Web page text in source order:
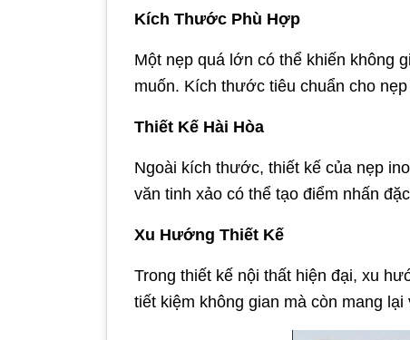
Kích Thước Phù Hợp
Một nẹp quá lớn có thể khiến không
muốn. Kích thước tiêu chuẩn cho
Thiết Kế Hài Hòa
Ngoài kích thước, thiết kế của nẹp
văn tinh xảo có thể tạo điểm nhấn
Xu Hướng Thiết Kế
Trong thiết kế nội thất hiện đại, xu
tiết kiệm không gian mà còn mang